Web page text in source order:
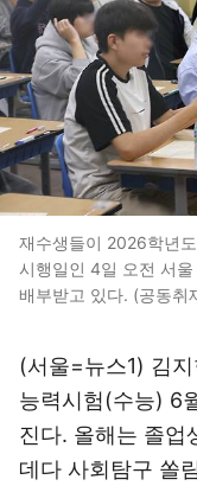
재수생들이 2026학년
시행일인 4일 오전 서
배부받고 있다. (공동
(서울=뉴스1) 김
능력시험(수능) 6
진다. 올해는 졸업
데다 사회탐구 쏠